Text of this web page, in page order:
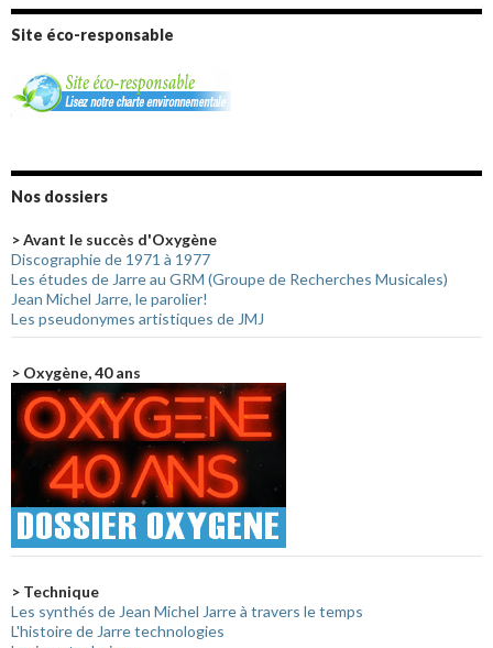
Site éco-responsable
Nos dossiers
> Avant le succès d'Oxygène
Discographie de 1971 à 1977
Les études de Jarre au GRM (Groupe de Recherches Musicales)
Jean Michel Jarre, le parolier!
Les pseudonymes artistiques de JMJ
> Oxygène, 40 ans
> Technique
Les synthés de Jean Michel Jarre à travers le temps
L'histoire de Jarre technologies